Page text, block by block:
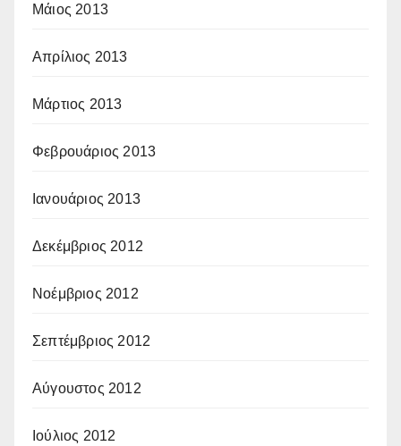
Μάιος 2013
Απρίλιος 2013
Μάρτιος 2013
Φεβρουάριος 2013
Ιανουάριος 2013
Δεκέμβριος 2012
Νοέμβριος 2012
Σεπτέμβριος 2012
Αύγουστος 2012
Ιούλιος 2012